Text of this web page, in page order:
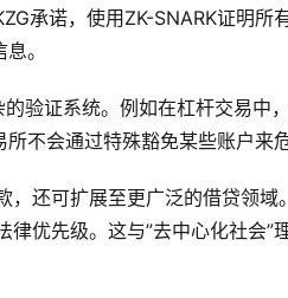
承诺，使用ZK-SNARK证明所
。
验证系统。例如在杠杆交易中
不会通过特殊豁免某些账户来
还可扩展至更广泛的借贷领
优先级。这与”去中心化社会”